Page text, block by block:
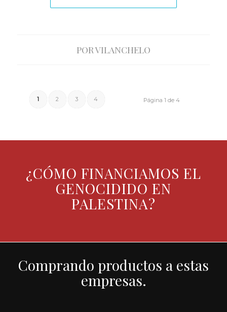
PORVILANCHELO
Página 1 de 4
1 2 3 4
¿CÓMO FINANCIAMOS EL
GENOCIDIDO EN
PALESTINA?
Comprando productos a estas
empresas.